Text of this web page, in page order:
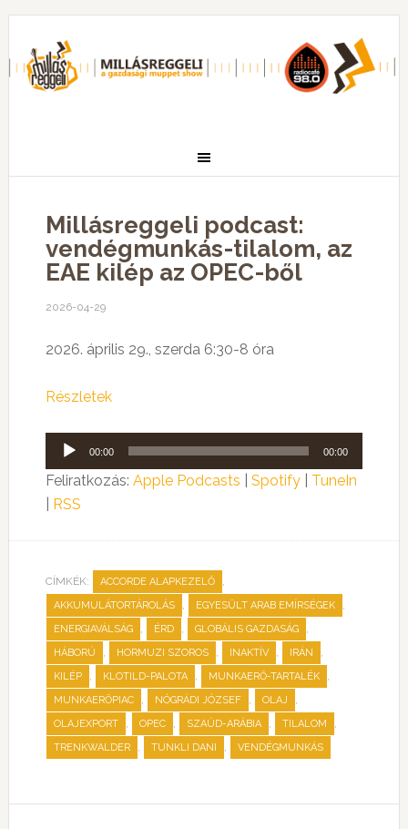
Millásreggeli podcast:
vendégmunkás-tilalom, az
EAE kilép az OPEC-ből
2026-04-29
2026. április 29., szerda 6:30-8 óra
Részletek
Audió
lejátszó
00:00 00:00
Feliratkozás: Apple Podcasts Spotify| TuneIn
RSS
CÍMKÉK: ACCORDE ALAPKEZELŐ ,
AKKUMULÁTORTÁROLÁS , EGYESÜLT ARAB EMÍRSÉGEK ,
ENERGIAVÁLSÁG , ÉRD , GLOBÁLIS GAZDASÁG ,
HÁBORÚ , HORMUZI SZOROS , INAKTÍV , IRÁN ,
KILÉP , KLOTILD-PALOTA , MUNKAERŐ-TARTALÉK ,
MUNKAERŐPIAC , NÓGRÁDI JÓZSEF , OLAJ ,
OLAJEXPORT , OPEC , SZAÚD-ARÁBIA , TILALOM ,
TRENKWALDER , TUNKLI DANI , VENDÉGMUNKÁS